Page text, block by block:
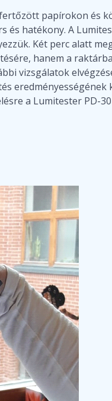
papírokon és
és hatékony. A
Két perc alatt
hanem a
vizsgálatok
a Lumitester PD-